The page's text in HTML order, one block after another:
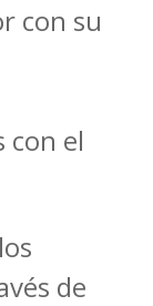
con su
con el
de